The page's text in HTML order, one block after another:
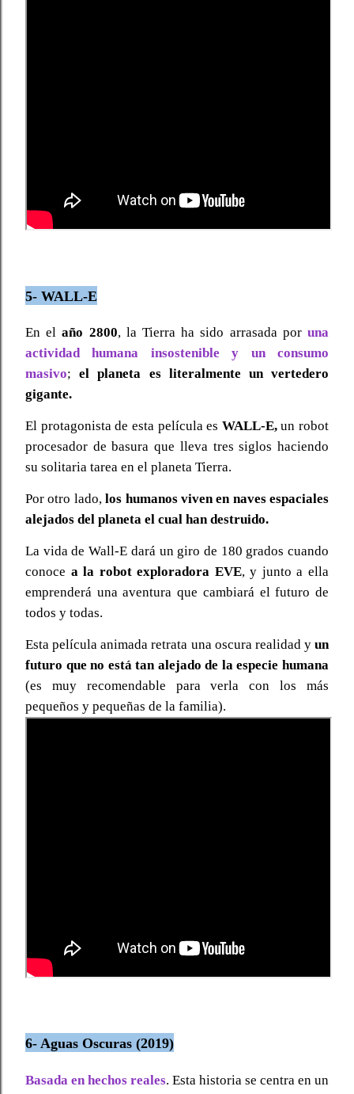
5- WALL-E
En elaño 2800, la Tierra ha sido arrasada poruna
actividad humana insostenible y un consumo
masivo;el planeta es literalmente un vertedero
gigante.
El protagonista de esta película es WALL-E,un robot
procesador de basura que lleva tres siglos haciendo
su solitaria tarea en el planeta Tierra.
Por otro lado,los humanos viven en naves espaciales
alejados del planeta el cual han destruido.
La vida de Wall-E dará un giro de 180 grados cuando
conoce a la robot exploradora EVE, y junto a ella
emprenderá una aventura que cambiará el futuro de
todos y todas.
Esta película animada retrata una oscura realidad y un
futuro que no está tan alejado de la especie humana
(es muy recomendable para verla con los más
pequeños y pequeñas de la familia).
6- Aguas Oscuras (2019)
Basada en hechos reales. Esta historia se centra en un